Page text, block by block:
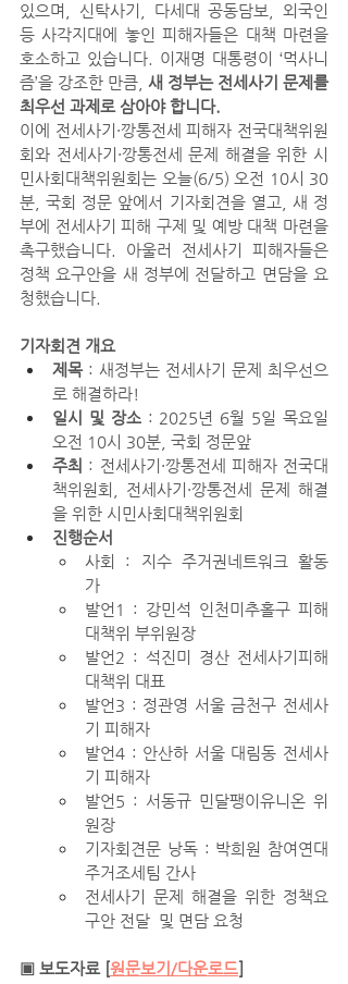
있으며, 신탁사기, 다세대 공동담보, 외국인
등 사각지대에 놓인 피해자들은 대책 마련을
호소하고 있습니다. 이재명 대통령이 ‘먹사니
즘’을 강조한 만큼, 새 정부는 전세사기 문제를
최우선 과제로 삼아야 합니다.
이에 전세사기·깡통전세 피해자 전국대책위원
회와 전세사기·깡통전세 문제 해결을 위한 시
민사회대책위원회는 오늘(6/5) 오전 10시 30
분, 국회 정문 앞에서 기자회견을 열고, 새 정
부에 전세사기 피해 구제 및 예방 대책 마련을
촉구했습니다. 아울러 전세사기 피해자들은
정책 요구안을 새 정부에 전달하고 면담을 요
청했습니다.
기자회견 개요
제목 : 새정부는 전세사기 문제 최우선으
로 해결하라!
일시 및 장소 : 2025년 6월 5일 목요일
오전 10시 30분, 국회 정문앞
주최 : 전세사기·깡통전세 피해자 전국대
책위원회, 전세사기·깡통전세 문제 해결
을 위한 시민사회대책위원회
진행순서
사회 : 지수 주거권네트워크 활동
가
발언1 : 강민석 인천미추홀구 피해
대책위 부위원장
발언2 : 석진미 경산 전세사기피해
대책위 대표
발언3 : 정관영 서울 금천구 전세사
기 피해자
발언4 : 안산하 서울 대림동 전세사
기 피해자
발언5 : 서동규 민달팽이유니온 위
원장
기자회견문 낭독 : 박희원 참여연대
주거조세팀 간사
전세사기 문제 해결을 위한 정책요
구안 전달  및 면담 요청
▣ 보도자료 [원문보기/다운로드]